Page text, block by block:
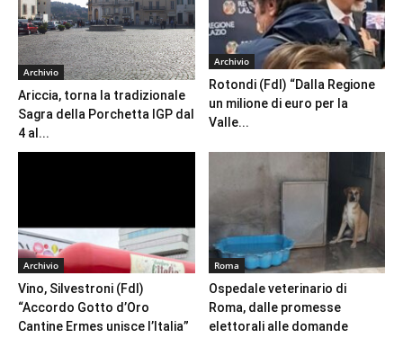
Archivio
Ariccia, torna la tradizionale
Sagra della Porchetta IGP dal
4 al...
Archivio
Rotondi (FdI) “Dalla Regione
un milione di euro per la
Valle...
Archivio
Vino, Silvestroni (FdI)
“Accordo Gotto d’Oro
Cantine Ermes unisce l’Italia”
Roma
Ospedale veterinario di
Roma, dalle promesse
elettorali alle domande